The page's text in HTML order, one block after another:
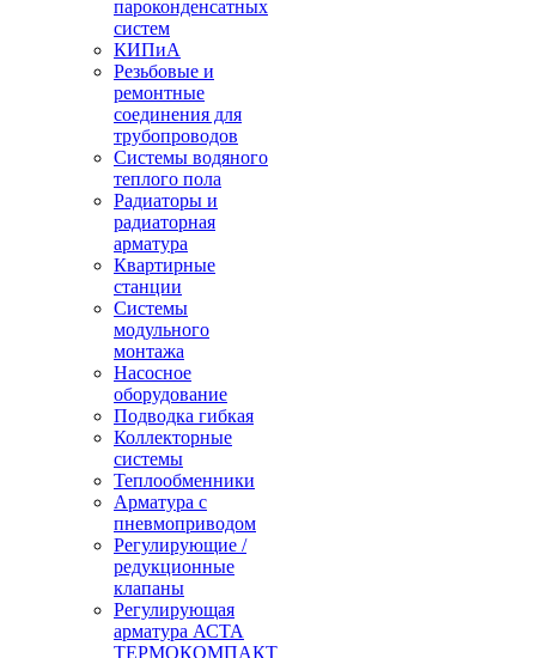
пароконденсатных
систем
КИПиА
Резьбовые и
ремонтные
соединения для
трубопроводов
Системы водяного
теплого пола
Радиаторы и
радиаторная
арматура
Квартирные
станции
Системы
модульного
монтажа
Насосное
оборудование
Подводка гибкая
Коллекторные
системы
Теплообменники
Арматура с
пневмоприводом
Регулирующие /
редукционные
клапаны
Регулирующая
арматура АСТА
ТЕРМОКОМПАКТ